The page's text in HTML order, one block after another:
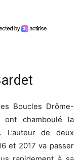
Boucles Drôme-
ont chamboulé la
L’auteur de deux
et 2017 va passer